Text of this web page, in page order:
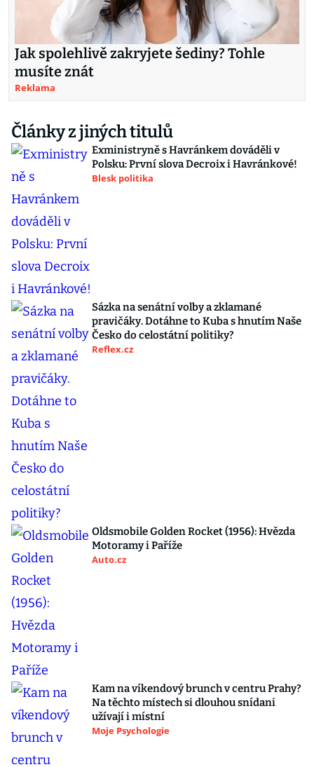
Jak spolehlivě zakryjete šediny? Tohle
musíte znát
Reklama
Články z jiných titulů
Exministryně s Havránkem dováděli v
Polsku: První slova Decroix i Havránkové!
Blesk politika
Sázka na senátní volby a zklamané
pravičáky. Dotáhne to Kuba s hnutím Naše
Česko do celostátní politiky?
Reflex.cz
Oldsmobile Golden Rocket (1956): Hvězda
Motoramy i Paříže
Auto.cz
Kam na víkendový brunch v centru Prahy?
Na těchto místech si dlouhou snídani
užívají i místní
Moje Psychologie